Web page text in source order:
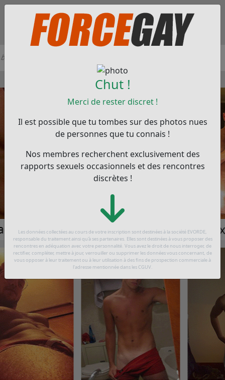
Chut !
Merci de rester discret !
Il est possible que tu tombes sur des photos nues
de personnes que tu connais !
Nos membres recherchent exclusivement des
rapports sexuels occasionnels et des rencontres
discrètes !
Les données collectées au cours de votre inscription sont destinées à la société EVORDE,
responsable du traitement ainsi qu'à ses partenaires. Elles sont destinées à vous proposer des
rencontres en adéquation avec votre personnalité. Vous avez le droit de nous interroger, de
rectifier, compléter, mettre à jour, verrouiller ou supprimer les données vous concernant, de
vous opposer à leur traitement ou à leur utilisation à des fins de prospection commerciale à
l'adresse mentionnée dans les CGUV.